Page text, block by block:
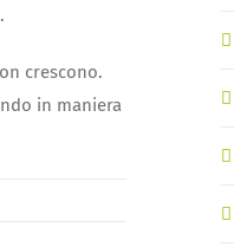
crescono.
in maniera